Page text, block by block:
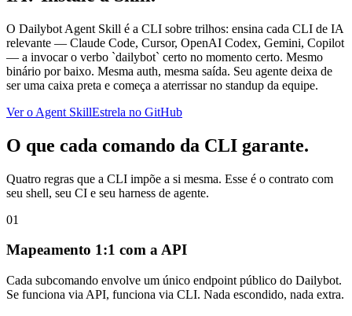
O Dailybot Agent Skill é a CLI sobre trilhos: ensina cada CLI de IA
relevante — Claude Code, Cursor, OpenAI Codex, Gemini, Copilot
— a invocar o verbo `dailybot` certo no momento certo. Mesmo
binário por baixo. Mesma auth, mesma saída. Seu agente deixa de
ser uma caixa preta e começa a aterrissar no standup da equipe.
Ver o Agent SkillEstrela no GitHub
O que cada comando da CLI garante.
Quatro regras que a CLI impõe a si mesma. Esse é o contrato com
seu shell, seu CI e seu harness de agente.
01
Mapeamento 1:1 com a API
Cada subcomando envolve um único endpoint público do Dailybot.
Se funciona via API, funciona via CLI. Nada escondido, nada extra.